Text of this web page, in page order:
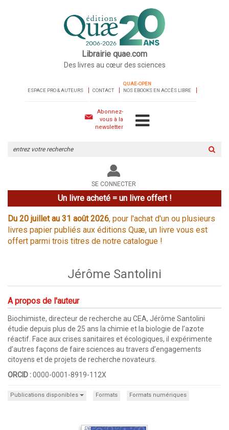
Librairie quae.com
Des livres au cœur des sciences
ESPACE PRO & AUTEURS CONTACT
QUAE-OPEN
NOS EBOOKS EN ACCÈS LIBRE
Abonnez-
vous à la
newsletter
le
site
SE CONNECTER
Un livre acheté = un livre offert !
Du 20 juillet au 31 août 2026, pour l'achat d'un ou plusieurs
livres papier publiés aux éditions Quæ, un livre vous est
offert parmi trois titres de notre catalogue !
Jérôme Santolini
A propos de l'auteur
Biochimiste, directeur de recherche au CEA, Jérôme Santolini
étudie depuis plus de 25 ans la chimie et la biologie de l’azote
réactif. Face aux crises sanitaires et écologiques, il expérimente
d’autres façons de faire sciences au travers d’engagements
citoyens et de projets de recherche novateurs.
ORCID :0000-0001-8919-112X
Publications disponibles Formats Formats numériques